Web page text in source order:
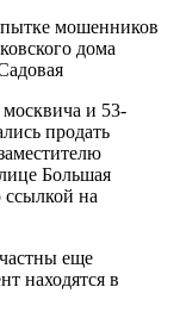
мошенников
дома
и 53-
продать
Большая
ссылкой на
еще
находятся в